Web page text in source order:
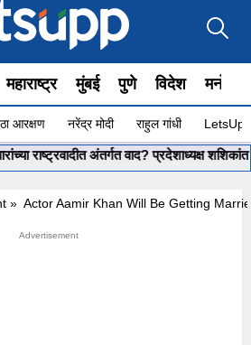
महाराष्ट्र मुंबई पुणे विदेश
आरक्षण नरेंद्र मोदी राहुल गांधी
अंतर्गत वाद? प्रदेशाध्यक्ष शशिकांत
» Actor Aamir Khan Will Be Getting